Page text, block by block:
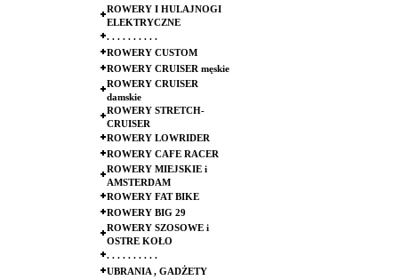
ROWERY I HULAJNOGI
ELEKTRYCZNE
. . . . . . . . . .
ROWERY CUSTOM
ROWERY CRUISER męskie
ROWERY CRUISER
damskie
ROWERY STRETCH-
CRUISER
ROWERY LOWRIDER
ROWERY CAFE RACER
ROWERY MIEJSKIE i
AMSTERDAM
ROWERY FAT BIKE
ROWERY BIG 29
ROWERY SZOSOWE i
OSTRE KOŁO
. . . . . . . . . .
UBRANIA , GADŻETY